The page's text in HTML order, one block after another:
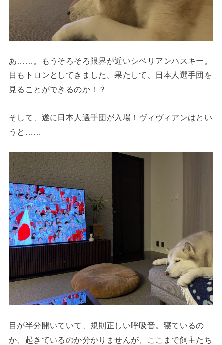
あ……。もうそろそろ限界が近いシベリアンハスキー。
目もトロンとしてきました。果たして、日本人選手団を
見ることができるのか！？
そして、遂に日本人選手団が入場！ヴィヴィアンはとい
うと……
目が半分開いていて、規則正しい呼吸音。寝ているの
か、起きているのか分かりませんが、ここまで飼主たち